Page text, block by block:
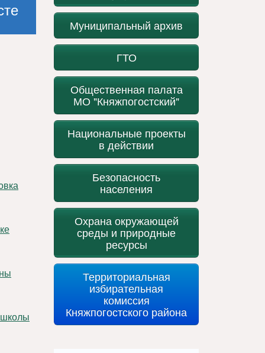
Муниципальный архив
ГТО
Общественная палата
МО "Княжпогостский"
Национальные проекты
в действии
Безопасность
населения
Охрана окружающей
среды и природные
ресурсы
Территориальная
избирательная
комиссия
Княжпогостского района